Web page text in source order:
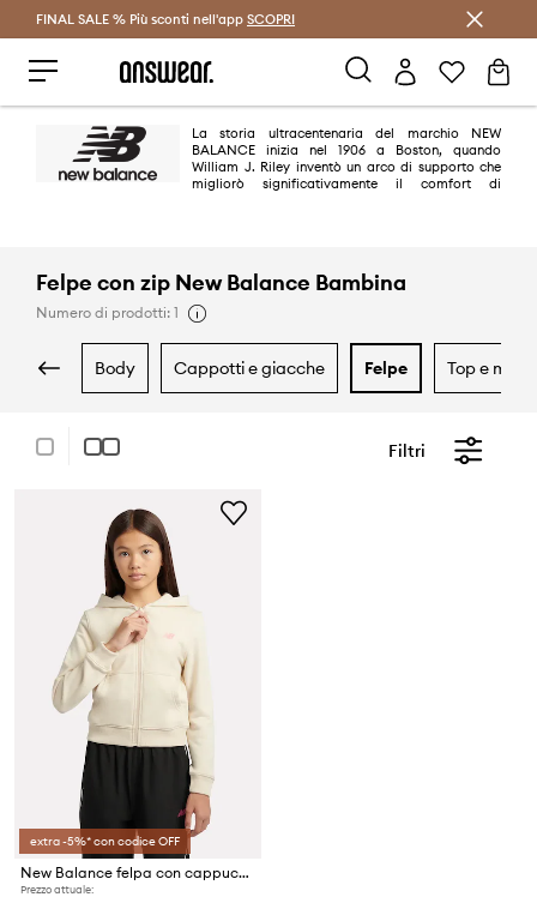
Risparmia con Answear Club >
FINAL SALE % Più sconti nell'app SCOPRI
La storia ultracentenaria del marchio NEW
BALANCE inizia nel 1906 a Boston, quando
William J. Riley inventò un arco di supporto che
migliorò significativamente il comfort di
Felpe con zip New Balance Bambina
Numero di prodotti: 1
body cappotti e giacche felpe top e
Filtri
extra -5%* con codice OFF
New Balance felpa con cappuccio per bambini con cotone
Prezzo attuale: